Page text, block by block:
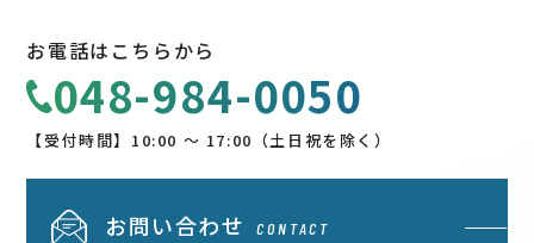
お電話はこちらから
048-984-0050
【受付時間】10:00 〜 17:00（土日祝を除く）
お問い合わせ CONTACT